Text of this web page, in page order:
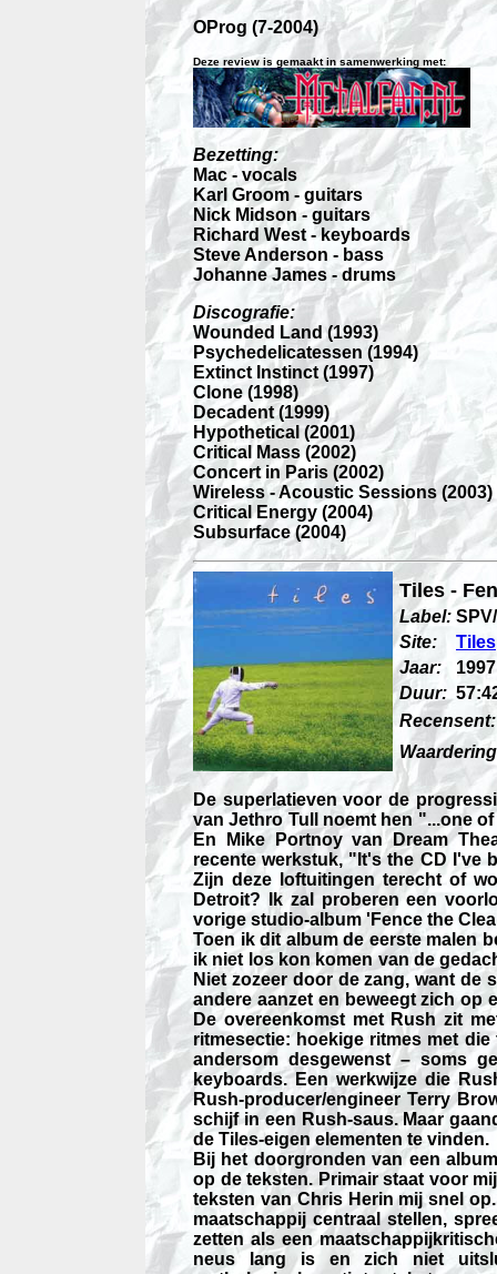
OProg (7-2004)
Deze review is gemaakt in samenwerking met:
Bezetting:
Mac - vocals
Karl Groom - guitars
Nick Midson - guitars
Richard West - keyboards
Steve Anderson - bass
Johanne James - drums
Discografie:
Wounded Land (1993)
Psychedelicatessen (1994)
Extinct Instinct (1997)
Clone (1998)
Decadent (1999)
Hypothetical (2001)
Critical Mass (2002)
Concert in Paris (2002)
Wireless - Acoustic Sessions (2003)
Critical Energy (2004)
Subsurface (2004)
Tiles -
Label:
Site:
Tiles
Jaar:
1997
Duur:
Recensent:
De superlatieven voor de
van Jethro Tull noemt hen "...one
En Mike Portnoy van Dream
recente werkstuk, "It's the CD I've
Zijn deze loftuitingen terecht of
Detroit? Ik zal proberen een
vorige studio-album 'Fence the
Toen ik dit album de eerste malen
ik niet los kon komen van de
Niet zozeer door de zang, want de
andere aanzet en beweegt zich op
De overeenkomst met Rush zit
ritmesectie: hoekige ritmes met
andersom desgewenst – soms
keyboards. Een werkwijze die
Rush-producer/engineer Terry
schijf in een Rush-saus. Maar
de Tiles-eigen elementen te vinden.
Bij het doorgronden van een
op de teksten. Primair staat voor
teksten van Chris Herin mij snel
maatschappij centraal stellen,
zetten als een
neus lang is en zich niet